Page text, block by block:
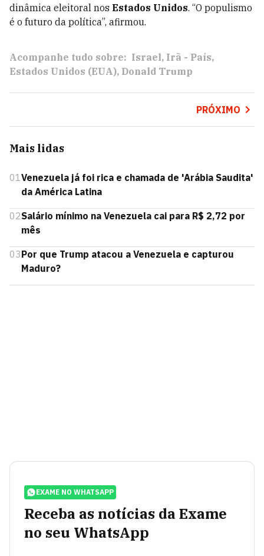
dinâmica eleitoral nos Estados Unidos. “O populismo
é o futuro da política”, afirmou.
Acompanhe tudo sobre: Israel Irã - País
Estados Unidos (EUA) Donald Trump
PRÓXIMO
Mais lidas
01Venezuela já foi rica e chamada de 'Arábia Saudita'
da América Latina
02Salário mínimo na Venezuela cai para R$ 2,72 por
mês
03Por que Trump atacou a Venezuela e capturou
Maduro?
EXAME NO WHATSAPP
Receba as notícias da Exame
no seu WhatsApp